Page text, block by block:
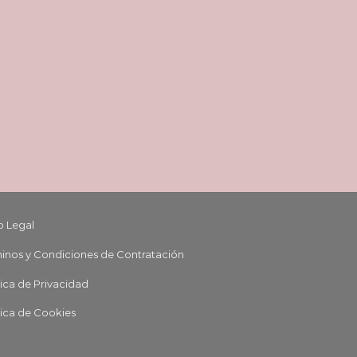
Legal
y Condiciones de Contratación
de Privacidad
de Cookies